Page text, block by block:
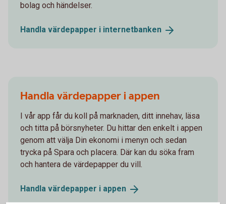
bolag och händelser.
Handla värdepapper i internetbanken
Handla värdepapper i appen
I vår app får du koll på marknaden, ditt innehav, läsa
och titta på börsnyheter. Du hittar den enkelt i appen
genom att välja Din ekonomi i menyn och sedan
trycka på Spara och placera. Där kan du söka fram
och hantera de värdepapper du vill.
Handla värdepapper i appen